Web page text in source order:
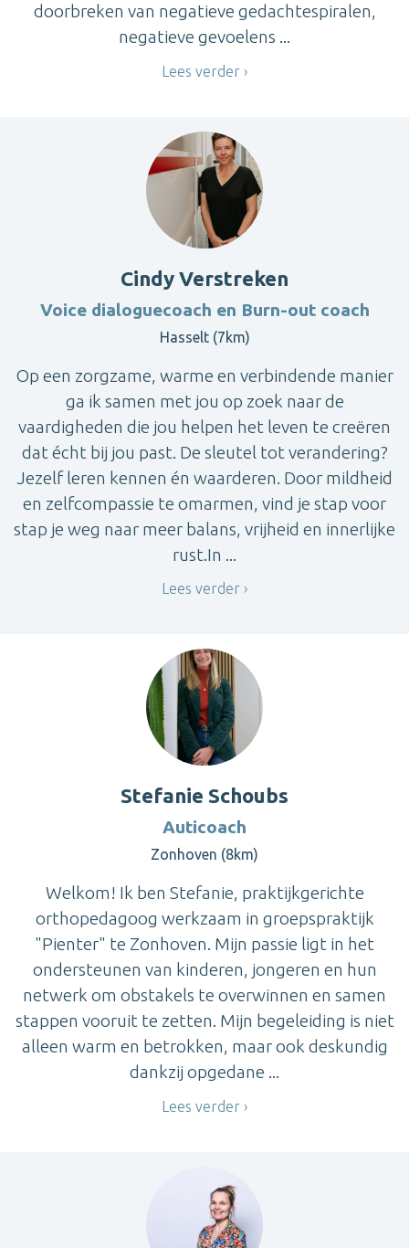
doorbreken van negatieve gedachtespiralen,
negatieve gevoelens ...
Lees verder
Cindy Verstreken
Voice dialoguecoach en Burn-out coach
Hasselt (7km)
Op een zorgzame, warme en verbindende manier
ga ik samen met jou op zoek naar de
vaardigheden die jou helpen het leven te creëren
dat écht bij jou past. De sleutel tot verandering?
Jezelf leren kennen én waarderen. Door mildheid
en zelfcompassie te omarmen, vind je stap voor
stap je weg naar meer balans, vrijheid en innerlijke
rust.In ...
Lees verder
Stefanie Schoubs
Auticoach
Zonhoven (8km)
Welkom! Ik ben Stefanie, praktijkgerichte
orthopedagoog werkzaam in groepspraktijk
"Pienter" te Zonhoven. Mijn passie ligt in het
ondersteunen van kinderen, jongeren en hun
netwerk om obstakels te overwinnen en samen
stappen vooruit te zetten. Mijn begeleiding is niet
alleen warm en betrokken, maar ook deskundig
dankzij opgedane ...
Lees verder